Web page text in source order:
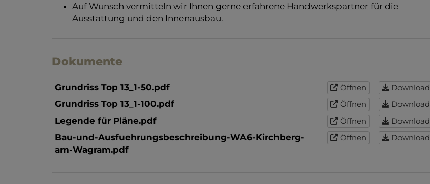
Auf Wunsch vermitteln wir Ihnen gerne erfahrene Handwerkspartner für die
Ausstattung und den Innenausbau.
Dokumente
Grundriss Top 13_1-50.pdf Öffnen Download
Grundriss Top 13_1-100.pdf Öffnen Download
Legende für Pläne.pdf Öffnen Download
Bau-und-Ausfuehrungsbeschreibung-WA6-Kirchberg-
am-Wagram.pdf
Öffnen Download